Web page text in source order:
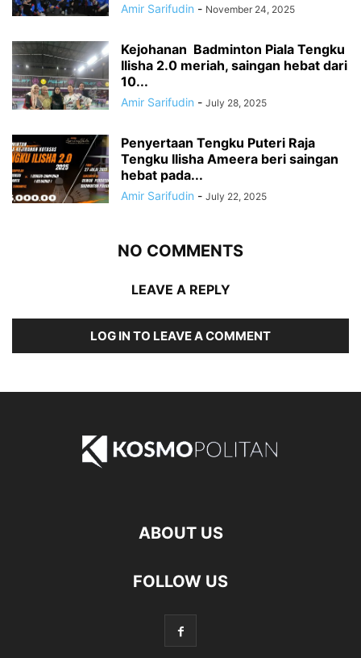
Amir Sarifudin - November 24, 2025
Kejohanan Badminton Piala Tengku
Ilisha 2.0 meriah, saingan hebat dari
10...
Amir Sarifudin - July 28, 2025
Penyertaan Tengku Puteri Raja
Tengku Ilisha Ameera beri saingan
hebat pada...
Amir Sarifudin - July 22, 2025
NO COMMENTS
LEAVE A REPLY
LOG IN TO LEAVE A COMMENT
ABOUT US
FOLLOW US